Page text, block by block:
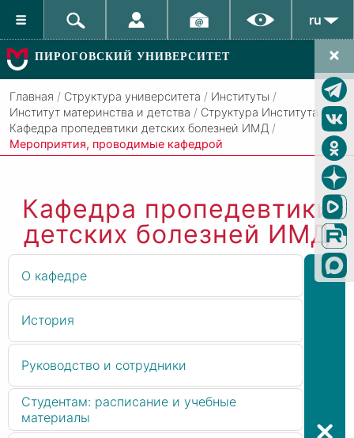
ru
ПИРОГОВСКИЙ УНИВЕРСИТЕТ
Главная / Структура университета / Институты /
Институт материнства и детства / Структура Института /
Кафедра пропедевтики детских болезней ИМД /
Мероприятия, проводимые кафедрой
Кафедра пропедевтики
детских болезней ИМД
О кафедре
История
Руководство и сотрудники
Студентам: расписание и учебные
материалы